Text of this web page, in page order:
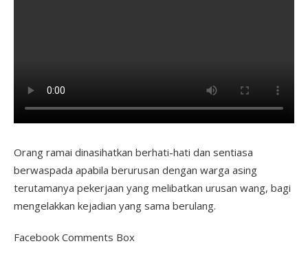
Orang ramai dinasihatkan berhati-hati dan sentiasa
berwaspada apabila berurusan dengan warga asing
terutamanya pekerjaan yang melibatkan urusan wang, bagi
mengelakkan kejadian yang sama berulang.
Facebook Comments Box